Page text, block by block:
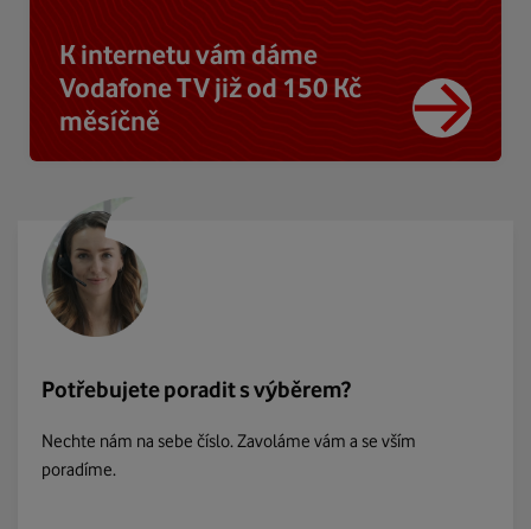
K internetu vám dáme
Vodafone TV již od 150 Kč
měsíčně
Potřebujete poradit s výběrem?
Nechte nám na sebe číslo. Zavoláme vám a se vším
poradíme.